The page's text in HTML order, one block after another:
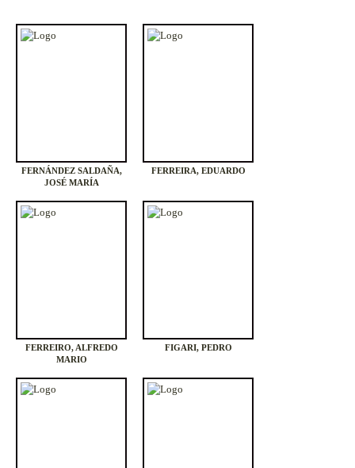
FERNÁNDEZ SALDAÑA,
JOSÉ MARÍA
FERREIRA, EDUARDO
FERREIRO, ALFREDO
MARIO
FIGARI, PEDRO